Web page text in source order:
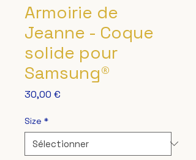
Armoirie de
Jeanne - Coque
solide pour
Samsung®
30,00 €
Size *